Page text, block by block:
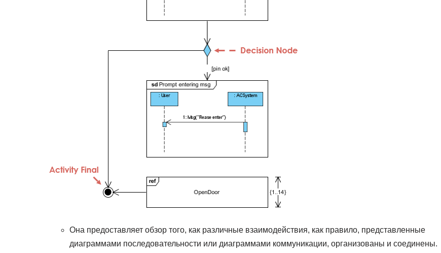
Она предоставляет обзор того, как различные взаимодействия, как правило, представленные
диаграммами последовательности или диаграммами коммуникации, организованы и соединены.